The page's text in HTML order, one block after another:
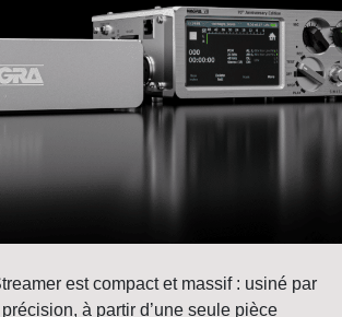
est compact et massif : usiné par
à partir d’une seule pièce